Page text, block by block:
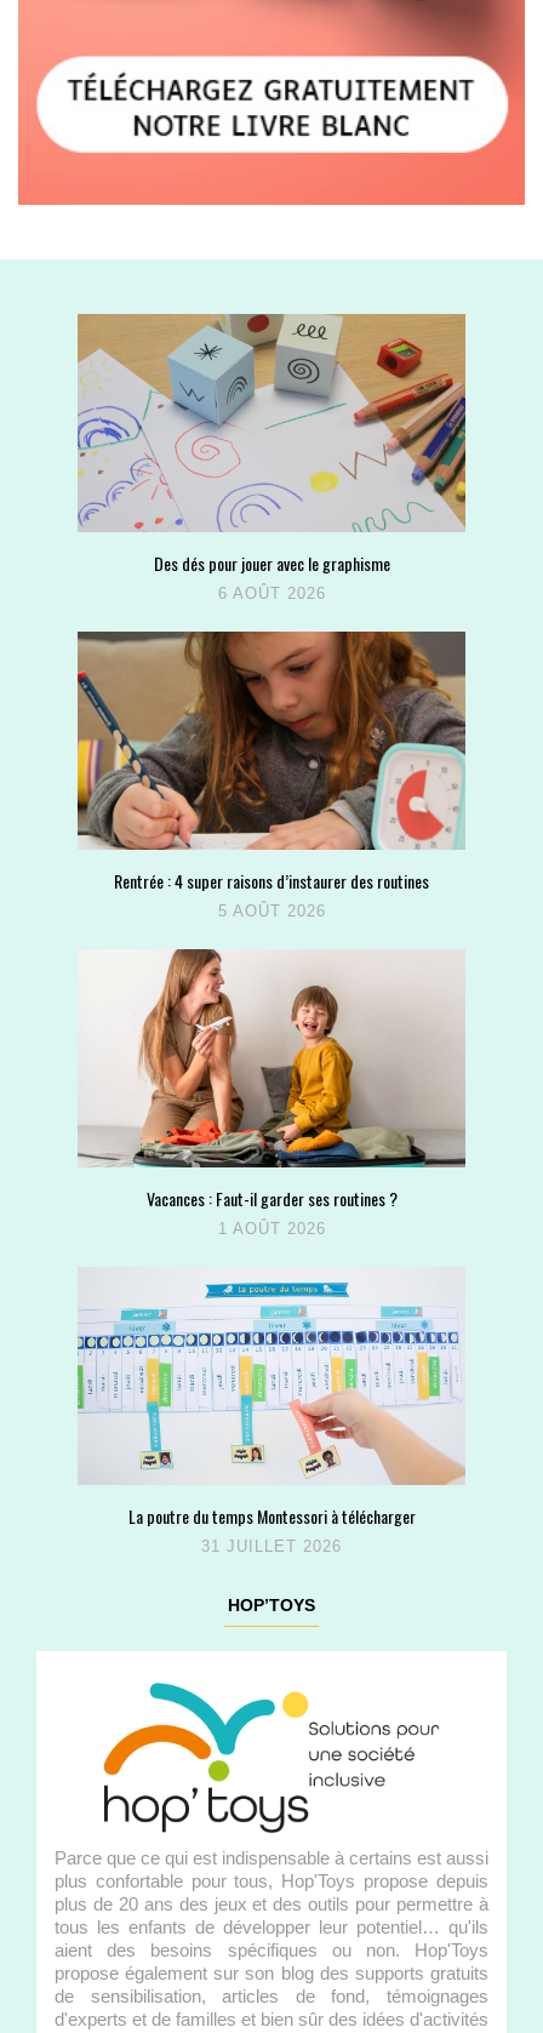
Des dés pour jouer avec le graphisme
6 AOÛT 2026
Rentrée : 4 super raisons d’instaurer des routines
5 AOÛT 2026
Vacances : Faut-il garder ses routines ?
1 AOÛT 2026
La poutre du temps Montessori à télécharger
31 JUILLET 2026
HOP’TOYS
Parce que ce qui est indispensable à certains est aussi
plus confortable pour tous, Hop'Toys propose depuis
plus de 20 ans des jeux et des outils pour permettre à
tous les enfants de développer leur potentiel… qu'ils
aient des besoins spécifiques ou non. Hop'Toys
propose également sur son blog des supports gratuits
de sensibilisation, articles de fond, témoignages
d'experts et de familles et bien sûr des idées d'activités